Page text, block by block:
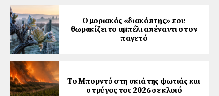
Ο μοριακός «διακόπτης» που
θωρακίζει το αμπέλι απέναντι στον
παγετό
Το Μπορντό στη σκιά της φωτιάς και
ο τρύγος του 2026 σε κλοιό